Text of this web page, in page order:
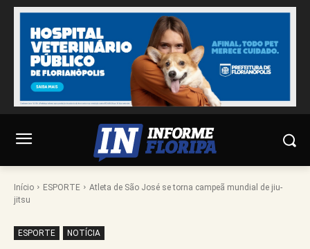
Início ESPORTE
Atleta de São José se torna campeã mundial de jiu-
jitsu
ESPORTE NOTÍCIA